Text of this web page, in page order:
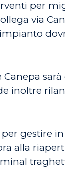
per
via
inoltre
gestire
alla